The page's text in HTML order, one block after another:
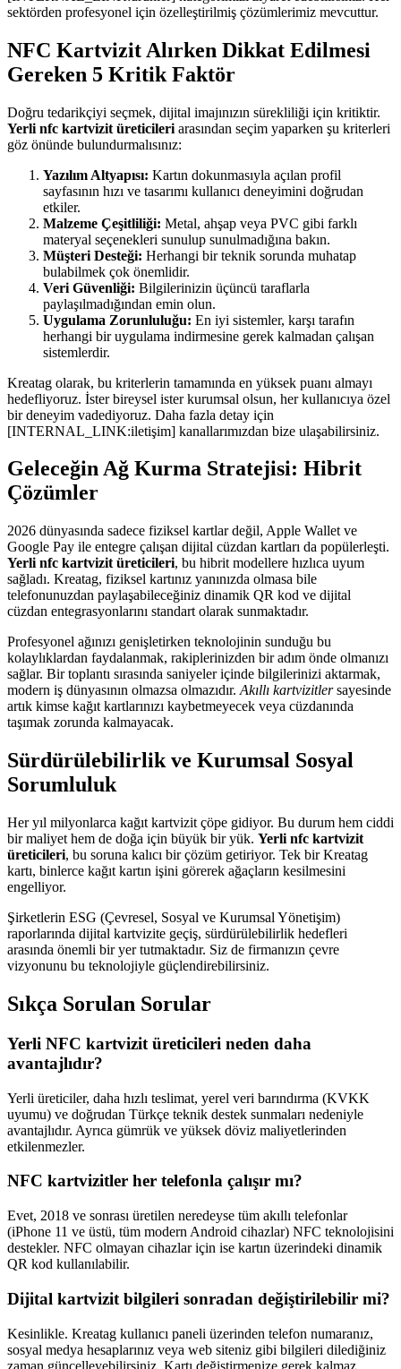
sektörden profesyonel için özelleştirilmiş çözümlerimiz mevcuttur.
NFC Kartvizit Alırken Dikkat Edilmesi
Gereken 5 Kritik Faktör
Doğru tedarikçiyi seçmek, dijital imajınızın sürekliliği için kritiktir.
Yerli nfc kartvizit üreticileri arasından seçim yaparken şu kriterleri
göz önünde bulundurmalısınız:
Yazılım Altyapısı: Kartın dokunmasıyla açılan profil
sayfasının hızı ve tasarımı kullanıcı deneyimini doğrudan
etkiler.
Malzeme Çeşitliliği: Metal, ahşap veya PVC gibi farklı
materyal seçenekleri sunulup sunulmadığına bakın.
Müşteri Desteği: Herhangi bir teknik sorunda muhatap
bulabilmek çok önemlidir.
Veri Güvenliği: Bilgilerinizin üçüncü taraflarla
paylaşılmadığından emin olun.
Uygulama Zorunluluğu: En iyi sistemler, karşı tarafın
herhangi bir uygulama indirmesine gerek kalmadan çalışan
sistemlerdir.
Kreatag olarak, bu kriterlerin tamamında en yüksek puanı almayı
hedefliyoruz. İster bireysel ister kurumsal olsun, her kullanıcıya özel
bir deneyim vadediyoruz. Daha fazla detay için
[INTERNAL_LINK:iletişim] kanallarımızdan bize ulaşabilirsiniz.
Geleceğin Ağ Kurma Stratejisi: Hibrit
Çözümler
2026 dünyasında sadece fiziksel kartlar değil, Apple Wallet ve
Google Pay ile entegre çalışan dijital cüzdan kartları da popülerleşti.
Yerli nfc kartvizit üreticileri, bu hibrit modellere hızlıca uyum
sağladı. Kreatag, fiziksel kartınız yanınızda olmasa bile
telefonunuzdan paylaşabileceğiniz dinamik QR kod ve dijital
cüzdan entegrasyonlarını standart olarak sunmaktadır.
Profesyonel ağınızı genişletirken teknolojinin sunduğu bu
kolaylıklardan faydalanmak, rakiplerinizden bir adım önde olmanızı
sağlar. Bir toplantı sırasında saniyeler içinde bilgilerinizi aktarmak,
modern iş dünyasının olmazsa olmazıdır. Akıllı kartvizitlersayesinde
artık kimse kağıt kartlarınızı kaybetmeyecek veya cüzdanında
taşımak zorunda kalmayacak.
Sürdürülebilirlik ve Kurumsal Sosyal
Sorumluluk
Her yıl milyonlarca kağıt kartvizit çöpe gidiyor. Bu durum hem ciddi
bir maliyet hem de doğa için büyük bir yük. Yerli nfc kartvizit
üreticileri, bu soruna kalıcı bir çözüm getiriyor. Tek bir Kreatag
kartı, binlerce kağıt kartın işini görerek ağaçların kesilmesini
engelliyor.
Şirketlerin ESG (Çevresel, Sosyal ve Kurumsal Yönetişim)
raporlarında dijital kartvizite geçiş, sürdürülebilirlik hedefleri
arasında önemli bir yer tutmaktadır. Siz de firmanızın çevre
vizyonunu bu teknolojiyle güçlendirebilirsiniz.
Sıkça Sorulan Sorular
Yerli NFC kartvizit üreticileri neden daha
avantajlıdır?
Yerli üreticiler, daha hızlı teslimat, yerel veri barındırma (KVKK
uyumu) ve doğrudan Türkçe teknik destek sunmaları nedeniyle
avantajlıdır. Ayrıca gümrük ve yüksek döviz maliyetlerinden
etkilenmezler.
NFC kartvizitler her telefonla çalışır mı?
Evet, 2018 ve sonrası üretilen neredeyse tüm akıllı telefonlar
(iPhone 11 ve üstü, tüm modern Android cihazlar) NFC teknolojisini
destekler. NFC olmayan cihazlar için ise kartın üzerindeki dinamik
QR kod kullanılabilir.
Dijital kartvizit bilgileri sonradan değiştirilebilir mi?
Kesinlikle. Kreatag kullanıcı paneli üzerinden telefon numaranız,
sosyal medya hesaplarınız veya web siteniz gibi bilgileri dilediğiniz
zaman güncelleyebilirsiniz. Kartı değiştirmenize gerek kalmaz.